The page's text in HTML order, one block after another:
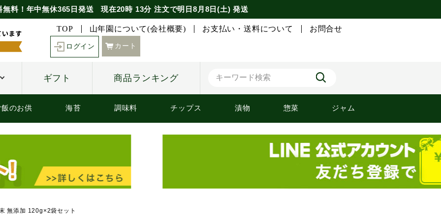
無料！年中無休365日発送 現在20時 13分 注文で明日8月8日(土) 発送
TOP 山年園について(会社概要) お支払い・送料について お問合せ
ログイン カート
ギフト 商品ランキング
のお供 海苔 調味料 チップス 漬物 惣菜 ジャム
無添加 120g×2袋セット